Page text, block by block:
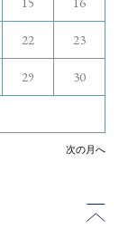
22 23
29 30
次の月へ